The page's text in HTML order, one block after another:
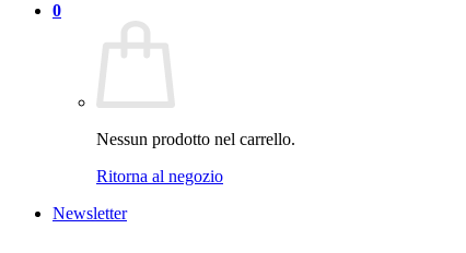
0
Nessun prodotto nel carrello.
Ritorna al negozio
Newsletter